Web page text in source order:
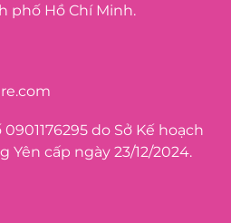
phố Hồ Chí Minh.
do Sở Kế hoạch
cấp ngày 23/12/2024.